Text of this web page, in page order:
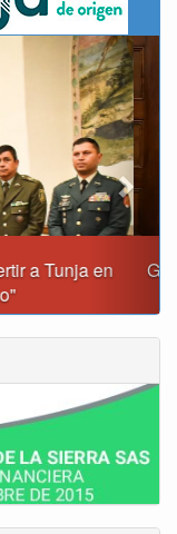
120 proyectos
millones
Next